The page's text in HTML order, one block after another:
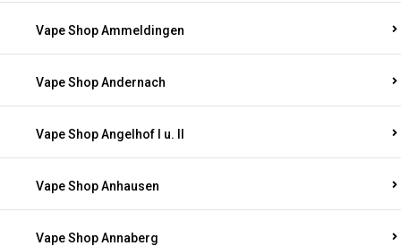
Vape Shop Ammeldingen
Vape Shop Andernach
Vape Shop Angelhof I u. II
Vape Shop Anhausen
Vape Shop Annaberg